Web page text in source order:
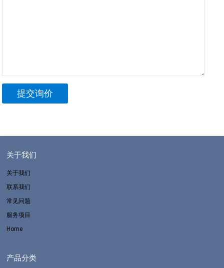
关于我们
关于我们
联系我们
常见问题
服务项目
Home
产品分类